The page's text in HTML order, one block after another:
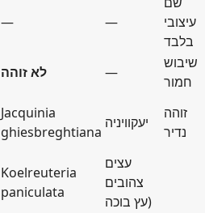
— —
עיצובי
בלבד
לא זוהה —
שיבוש
חמור
Jacquinia
ghiesbreghtiana
יעקוויניה
זוהה
נדיר
Koelreuteria
paniculata
עצים
צהובים
(עץ בוכה